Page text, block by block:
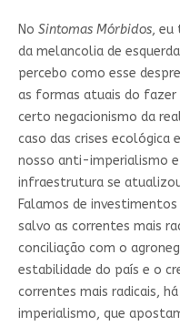
No Sintomas Mórbidos, eu
da melancolia de
percebo como esse
as formas atuais do
certo negacionismo da
caso das crises ecológica
nosso anti-imperialismo
infraestrutura se
Falamos de
salvo as correntes mais
conciliação com o
estabilidade do país e o
correntes mais radicais,
imperialismo, que